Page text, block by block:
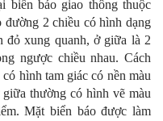
biển báo giao thông thuộc
đường 2 chiều có hình dạng
đỏ xung quanh, ở giữa là 2
ngược chiều nhau. Cách
hình tam giác có nền màu
thường có hình vẽ màu
Mặt biển báo được làm